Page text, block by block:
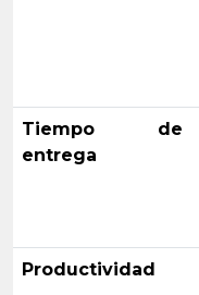
Tiempo de
entrega
Productividad